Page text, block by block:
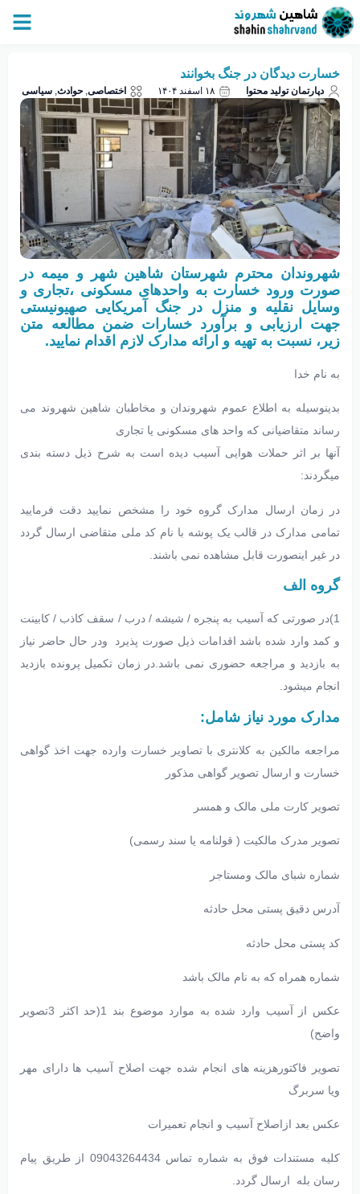
خسارت دیدگان در جنگ بخوانند
دپارتمان تولید محتوا ۱۸ اسفند ۱۴۰۴ اختصاصی, حوادث, سیاسی
شهروندان محترم شهرستان شاهین شهر و میمه در
صورت ورود خسارت به واحدهای مسکونی ،تجاری و
وسایل نقلیه و منزل در جنگ آمریکایی صهیونیستی
جهت ارزیابی و برآورد خسارات ضمن مطالعه متن
زیر، نسبت به تهیه و ارائه مدارک لازم اقدام نمایید.
به نام خدا
بدینوسیله به اطلاع عموم شهروندان و مخاطبان شاهین شهروند می
رساند متقاضیانی که واحد های مسکونی یا تجاری
آنها بر اثر حملات هوایی آسیب دیده است به شرح ذیل دسته بندی
میگردند:
در زمان ارسال مدارک گروه خود را مشخص نمایید دقت فرمایید
تمامی مدارک در قالب یک پوشه با نام کد ملی متقاضی ارسال گردد
در غیر اینصورت قابل مشاهده نمی باشند.
گروه الف
1)در صورتی که آسیب به پنجره / شیشه / درب / سقف کاذب / کابینت
و کمد وارد شده باشد اقدامات ذیل صورت پذیرد ودر حال حاضر نیاز
به بازدید و مراجعه حضوری نمی باشد.در زمان تکمیل پرونده بازدید
انجام میشود.
مدارک مورد نیاز شامل:
مراجعه مالکین به کلانتری با تصاویر خسارت وارده جهت اخذ گواهی
خسارت و ارسال تصویر گواهی مذکور
تصویر کارت ملی مالک و همسر
تصویر مدرک مالکیت ( قولنامه یا سند رسمی)
شماره شبای مالک ومستاجر
آدرس دقیق پستی محل حادثه
کد پستی محل حادثه
شماره همراه که به نام مالک باشد
عکس از آسیب وارد شده به موارد موضوع بند 1(حد اکثر 3تصویر
واضح)
تصویر فاکتورهزینه های انجام شده جهت اصلاح آسیب ها دارای مهر
ویا سربرگ
عکس بعد ازاصلاح آسیب و انجام تعمیرات
کلیه مستندات فوق به شماره تماس 09043264434 از طریق پیام
رسان بله ارسال گردد.